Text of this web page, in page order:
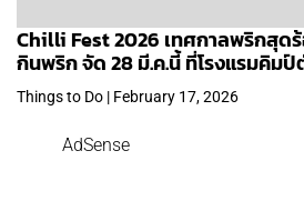
Chilli Fest 2026 เทศกาลพริกสุด
กินพริก จัด 28 มี.ค.นี้ ที่โรงแรมคิม
Things to Do | February 17, 2026
AdSense